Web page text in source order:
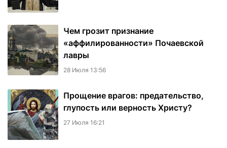
Чем грозит признание
«аффилированности» Почаевской
лавры
28 Июля 13:56
Прощение врагов: предательство,
глупость или верность Христу?
27 Июля 16:21